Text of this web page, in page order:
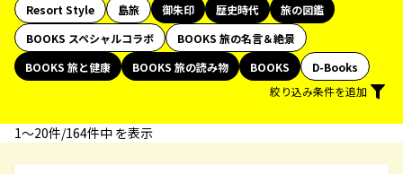
Resort Style
島旅 御朱印 歴史時代
旅の図鑑
BOOKS スペシャルコラボ
BOOKS 旅の名言＆絶景
BOOKS 旅と健康
BOOKS 旅の読み物 BOOKS
D-Books
絞り込み条件を追加
1〜20件/164件中 を表示